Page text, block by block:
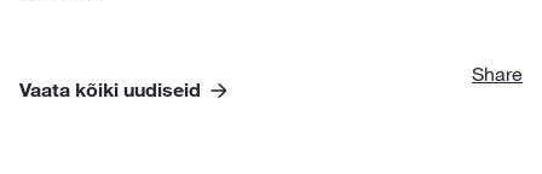
Share
Vaata kõiki uudiseid